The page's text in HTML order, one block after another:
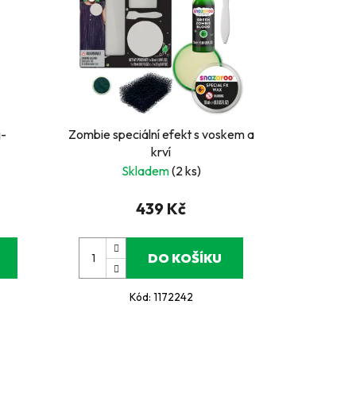
Zombie speciální efekt s voskem a
krví
Skladem(2 ks)
439 Kč
DO KOŠÍKU
Kód: 1172242